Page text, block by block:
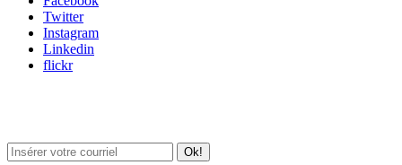
Twitter
Instagram
Linkedin
flickr